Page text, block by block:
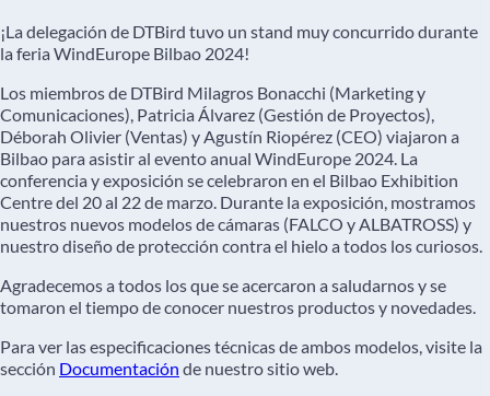
¡La delegación de DTBird tuvo un stand muy concurrido durante
la feria WindEurope Bilbao 2024!
Los miembros de DTBird Milagros Bonacchi (Marketing y
Comunicaciones), Patricia Álvarez (Gestión de Proyectos),
Déborah Olivier (Ventas) y Agustín Riopérez (CEO) viajaron a
Bilbao para asistir al evento anual WindEurope 2024. La
conferencia y exposición se celebraron en el Bilbao Exhibition
Centre del 20 al 22 de marzo. Durante la exposición, mostramos
nuestros nuevos modelos de cámaras (FALCO y ALBATROSS) y
nuestro diseño de protección contra el hielo a todos los curiosos.
Agradecemos a todos los que se acercaron a saludarnos y se
tomaron el tiempo de conocer nuestros productos y novedades.
Para ver las especificaciones técnicas de ambos modelos, visite la
sección Documentación de nuestro sitio web.